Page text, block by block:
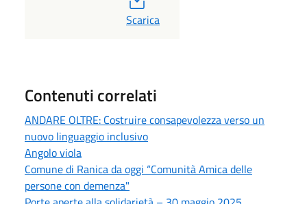
PDF
Scarica
Contenuti correlati
ANDARE OLTRE: Costruire consapevolezza verso un
nuovo linguaggio inclusivo
Angolo viola
Comune di Ranica da oggi “Comunità Amica delle
persone con demenza"